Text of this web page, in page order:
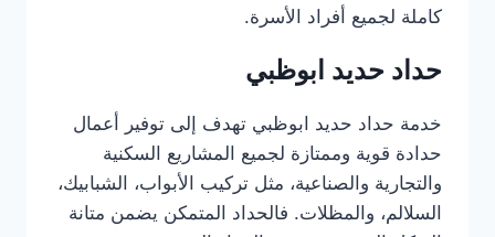
كاملة لجميع أفراد الأسرة.
حداد حديد ابوظبي
خدمة حداد حديد ابوظبي تهدف إلى توفير أعمال
حدادة قوية وممتازة لجميع المشاريع السكنية
والتجارية والصناعية، مثل تركيب الأبواب، الشبابيك،
السلالم، والمظلات. فالحداد المتمكن يضمن متانة